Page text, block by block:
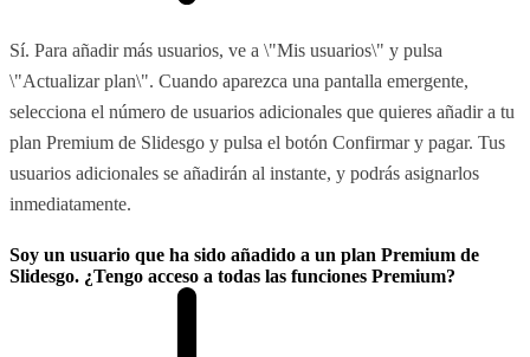
Sí. Para añadir más usuarios, ve a \"Mis usuarios\" y pulsa
\"Actualizar plan\". Cuando aparezca una pantalla emergente,
selecciona el número de usuarios adicionales que quieres añadir a tu
plan Premium de Slidesgo y pulsa el botón Confirmar y pagar. Tus
usuarios adicionales se añadirán al instante, y podrás asignarlos
inmediatamente.
Soy un usuario que ha sido añadido a un plan Premium de
Slidesgo. ¿Tengo acceso a todas las funciones Premium?